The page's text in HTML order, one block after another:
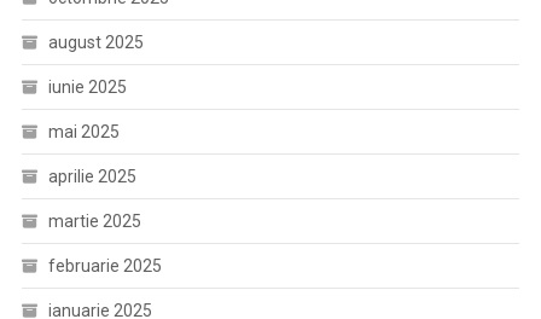
august 2025
iunie 2025
mai 2025
aprilie 2025
martie 2025
februarie 2025
ianuarie 2025